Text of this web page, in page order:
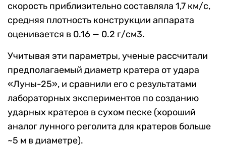
скорость приблизительно составляла 1,7 км/с,
средняя плотность конструкции аппарата
оценивается в 0.16 — 0.2 г/см3.
Учитывая эти параметры, ученые рассчитали
предполагаемый диаметр кратера от удара
«Луны-25», и сравнили его с результатами
лабораторных экспериментов по созданию
ударных кратеров в сухом песке (хороший
аналог лунного реголита для кратеров больше
~5 м в диаметре).